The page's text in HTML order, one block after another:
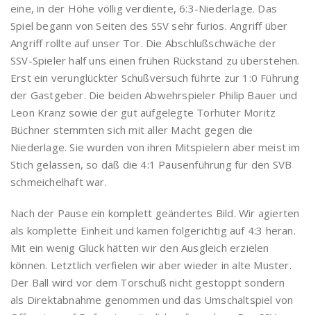
eine, in der Höhe völlig verdiente, 6:3-Niederlage. Das
Spiel begann von Seiten des SSV sehr furios. Angriff über
Angriff rollte auf unser Tor. Die Abschlußschwäche der
SSV-Spieler half uns einen frühen Rückstand zu überstehen.
Erst ein verunglückter Schußversuch führte zur 1:0 Führung
der Gastgeber. Die beiden Abwehrspieler Philip Bauer und
Leon Kranz sowie der gut aufgelegte Torhüter Moritz
Büchner stemmten sich mit aller Macht gegen die
Niederlage. Sie wurden von ihren Mitspielern aber meist im
Stich gelassen, so daß die 4:1 Pausenführung für den SVB
schmeichelhaft war.
Nach der Pause ein komplett geändertes Bild. Wir agierten
als komplette Einheit und kamen folgerichtig auf 4:3 heran.
Mit ein wenig Glück hätten wir den Ausgleich erzielen
können. Letztlich verfielen wir aber wieder in alte Muster.
Der Ball wird vor dem Torschuß nicht gestoppt sondern
als Direktabnahme genommen und das Umschaltspiel von